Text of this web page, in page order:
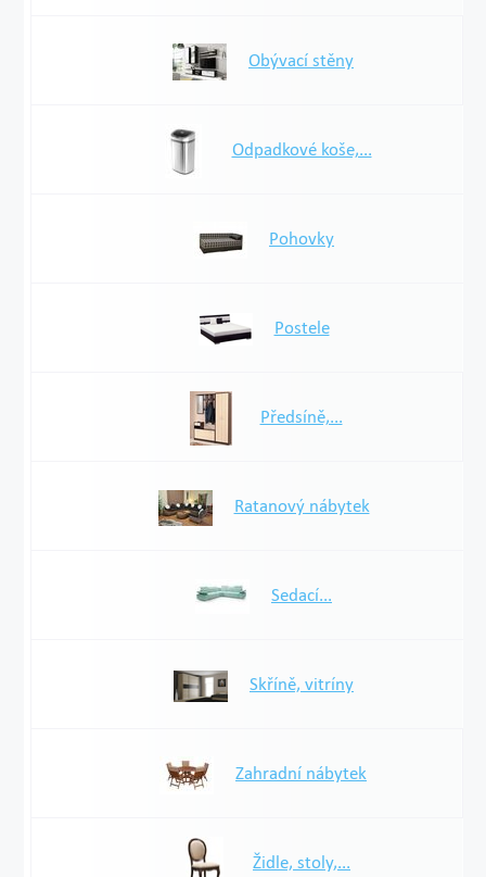
Obývací stěny
Odpadkové koše,...
Pohovky
Postele
Předsíně,...
Ratanový nábytek
Sedací...
Skříně, vitríny
Zahradní nábytek
Židle, stoly,...